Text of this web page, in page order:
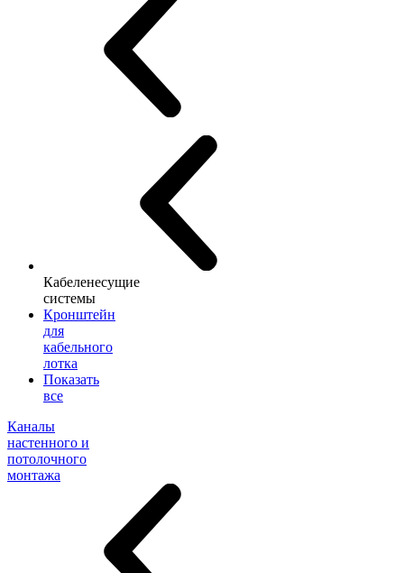
Кабеленесущие
системы
Кронштейн
для
кабельного
лотка
Показать
все
Каналы
настенного и
потолочного
монтажа